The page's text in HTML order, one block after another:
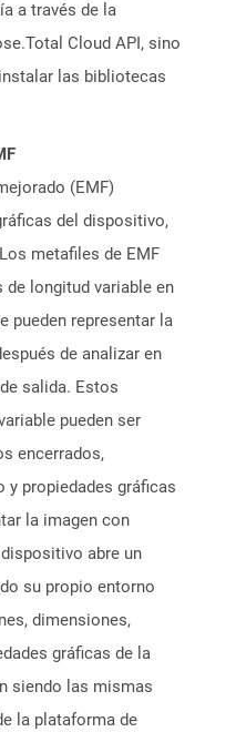
a través de la
Cloud API, sino
las bibliotecas
(EMF)
del dispositivo,
metafiles de EMF
longitud variable en
pueden representar la
de analizar en
salida. Estos
pueden ser
encerrados,
y propiedades gráficas
la imagen con
abre un
su propio entorno
dimensiones,
gráficas de la
siendo las mismas
la plataforma de